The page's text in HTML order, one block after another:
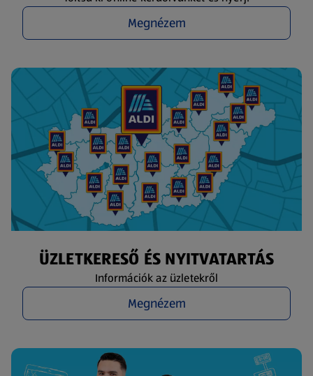
Megnézem
ÜZLETKERESŐ ÉS NYITVATARTÁS
Információk az üzletekről
Megnézem